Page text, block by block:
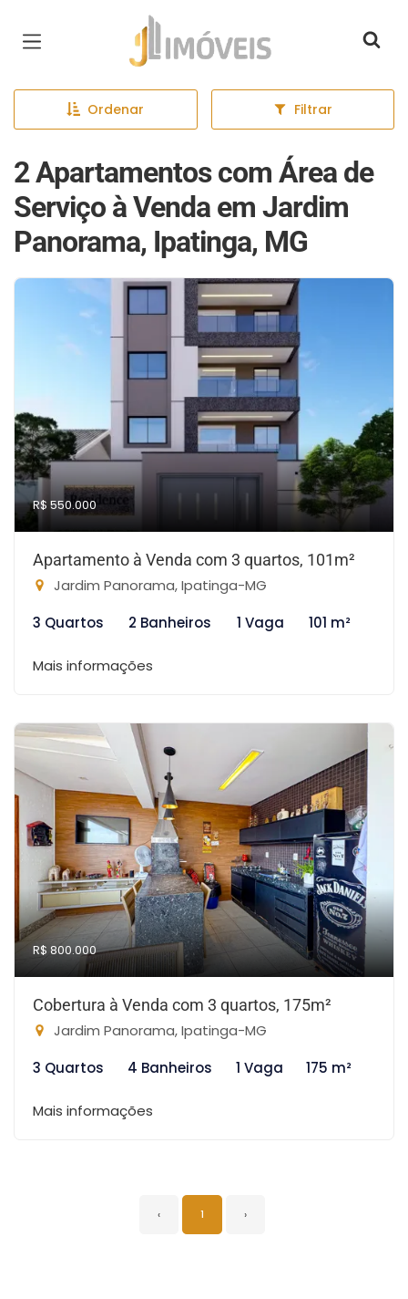
Página inicial
Ordenar Filtrar
2 Apartamentos com Área de
Serviço à Venda em Jardim
Panorama, Ipatinga, MG
R$ 550.000
Apartamento à Venda com 3 quartos, 101m²
Jardim Panorama, Ipatinga-MG
3 Quartos
2 Banheiros 1 Vaga 101 m²
Mais informações
R$ 800.000
Cobertura à Venda com 3 quartos, 175m²
Jardim Panorama, Ipatinga-MG
3 Quartos
4 Banheiros 1 Vaga 175 m²
Mais informações
‹ 1 ›